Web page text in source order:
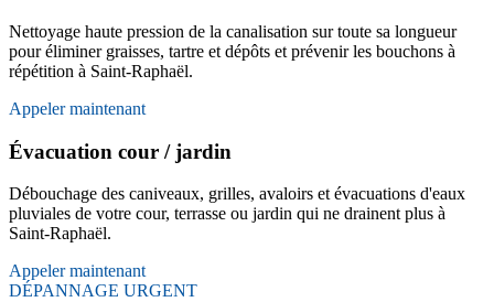
Nettoyage haute pression de la canalisation sur toute sa longueur
pour éliminer graisses, tartre et dépôts et prévenir les bouchons à
répétition à Saint-Raphaël.
Appeler maintenant
Évacuation cour / jardin
Débouchage des caniveaux, grilles, avaloirs et évacuations d'eaux
pluviales de votre cour, terrasse ou jardin qui ne drainent plus à
Saint-Raphaël.
Appeler maintenant
DÉPANNAGE URGENT